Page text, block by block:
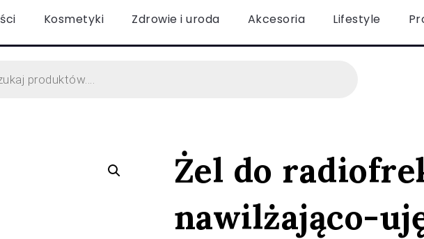
Kosmetyki Zdrowie i uroda Akcesoria Lifestyle
Żel do
nawilżająco-